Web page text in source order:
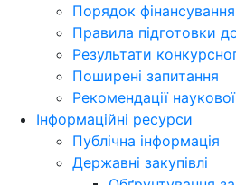
Порядок фінансування
Правила підготовки
Результати
Поширені запитання
Рекомендації
Інформаційні ресурси
Публічна інформація
Державні закупівлі